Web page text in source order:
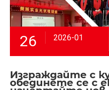
26 2026-01
Изграждайте с
обединете се с